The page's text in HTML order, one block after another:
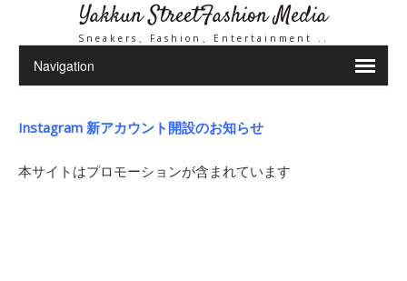
Yakkun StreetFashion Media
Sneakers、Fashion、Entertainment ..
Instagram 新アカウント開設のお知らせ
本サイトはプロモーションが含まれています